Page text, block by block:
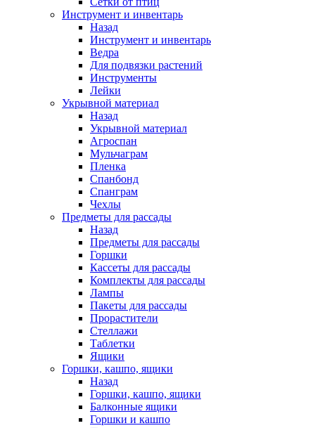
Инструмент и инвентарь
Назад
Инструмент и инвентарь
Ведра
Для подвязки растений
Инструменты
Лейки
Укрывной материал
Назад
Укрывной материал
Агроспан
Мульчаграм
Пленка
Спанбонд
Спанграм
Чехлы
Предметы для рассады
Назад
Предметы для рассады
Горшки
Кассеты для рассады
Комплекты для рассады
Лампы
Пакеты для рассады
Прорастители
Стеллажи
Таблетки
Ящики
Горшки, кашпо, ящики
Назад
Горшки, кашпо, ящики
Балконные ящики
Горшки и кашпо